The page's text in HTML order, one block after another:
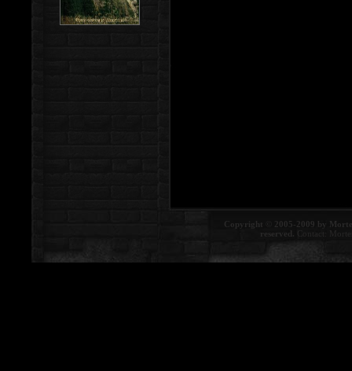
Copyright © 2005-2009 by
reserved. Contact: